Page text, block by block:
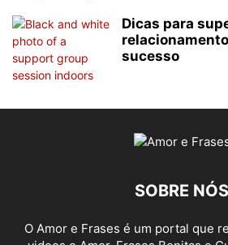
Dicas para
sucesso
SOBRE NÓS
O Amor e Frases é um portal que